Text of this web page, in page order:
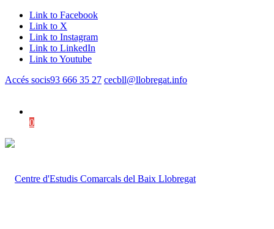
Link to Facebook
Link to X
Link to Instagram
Link to LinkedIn
Link to Youtube
Accés socis93 666 35 27 cecbll@llobregat.info
0